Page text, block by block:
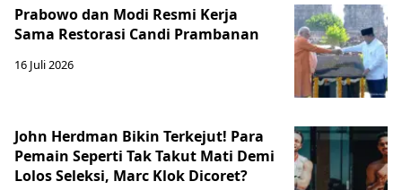
Prabowo dan Modi Resmi Kerja
Sama Restorasi Candi Prambanan
16 Juli 2026
John Herdman Bikin Terkejut! Para
Pemain Seperti Tak Takut Mati Demi
Lolos Seleksi, Marc Klok Dicoret?